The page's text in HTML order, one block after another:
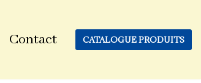
Contact CATALOGUE PRODUITS